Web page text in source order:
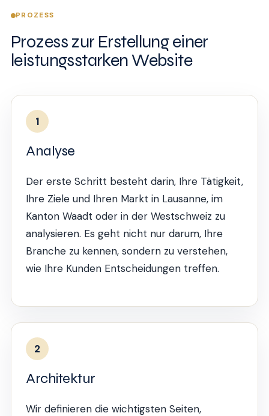
PROZESS
Prozess zur Erstellung einer
leistungsstarken Website
1
Analyse
Der erste Schritt besteht darin, Ihre Tätigkeit,
Ihre Ziele und Ihren Markt in Lausanne, im
Kanton Waadt oder in der Westschweiz zu
analysieren. Es geht nicht nur darum, Ihre
Branche zu kennen, sondern zu verstehen,
wie Ihre Kunden Entscheidungen treffen.
2
Architektur
Wir definieren die wichtigsten Seiten,